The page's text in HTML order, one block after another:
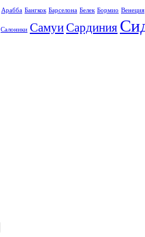
Арабба Бангкок Барселона Белек Бормио Венеция
Салоники СамуиСардиния